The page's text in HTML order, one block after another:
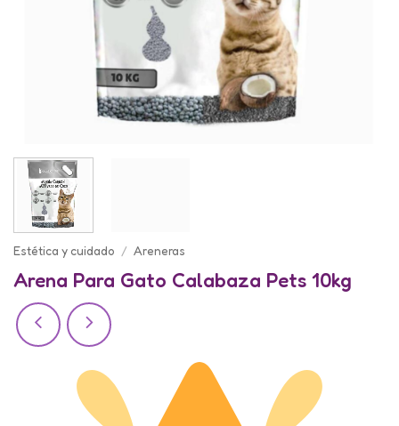
Estética y cuidado / Areneras
Arena Para Gato Calabaza Pets 10kg